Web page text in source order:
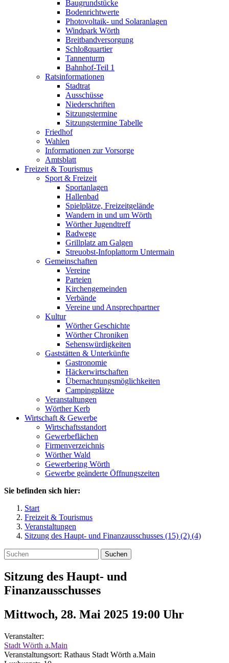
Baugrundstücke
Bodenrichtwerte
Photovoltaik- und Solaranlagen
Windpark Wörth
Breitbandversorgung
Schloßquartier
Tannenturm
Bahnhof-Teil 1
Ratsinformationen
Stadtrat
Ausschüsse
Niederschriften
Sitzungstermine
Sitzungstermine Tabelle
Friedhof
Wahlen
Informationen zur Vorsorge
Amtsblatt
Freizeit & Tourismus
Sport & Freizeit
Sportanlagen
Hallenbad
Spielplätze, Freizeitgelände
Wandern in und um Wörth
Wörther Jugendtreff
Radwege
Grillplatz am Galgen
Streuobst-Infoplattorm Untermain
Gemeinschaften
Vereine
Parteien
Kirchengemeinden
Verbände
Vereine und Ansprechpartner
Kultur
Wörther Geschichte
Wörther Chroniken
Sehenswürdigkeiten
Gaststätten & Unterkünfte
Gastronomie
Häckerwirtschaften
Übernachtungsmöglichkeiten
Campingplätze
Veranstaltungen
Wörther Kerb
Wirtschaft & Gewerbe
Wirtschaftsstandort
Gewerbeflächen
Firmenverzeichnis
Wörther Wald
Gewerbering Wörth
Gewerbe geänderte Öffnungszeiten
Sie befinden sich hier:
Start
Freizeit & Tourismus
Veranstaltungen
Sitzung des Haupt- und Finanzausschusses (15) (2) (4)
Suchen
Sitzung des Haupt- und
Finanzausschusses
Mittwoch, 28. Mai 2025 19:00 Uhr
Veranstalter:
Stadt Wörth a.Main
Veranstaltungsort: Rathaus Stadt Wörth a.Main